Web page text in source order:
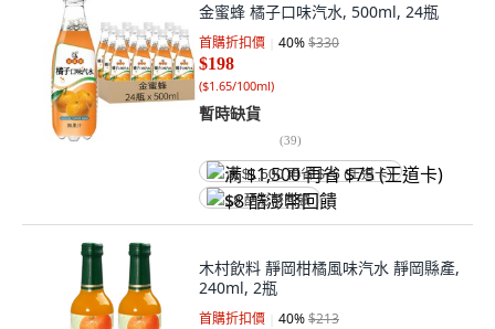
金蜜蜂 橘子口味汽水, 500ml, 24瓶
首購折扣價 40%$330
$198
($1.65/100ml)
暫時缺貨
(39)
满 $1,500 再省 $75 (王道卡)
$8 酷澎幣回饋
木村飲料 靜岡柑橘風味汽水 靜岡縣產,
240ml, 2瓶
首購折扣價 40%$213